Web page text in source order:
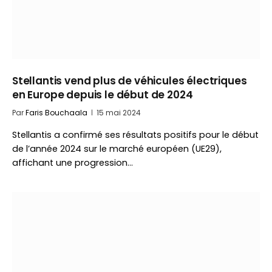
Stellantis vend plus de véhicules électriques
en Europe depuis le début de 2024
ParFaris Bouchaala 15 mai 2024
Stellantis a confirmé ses résultats positifs pour le début
de l’année 2024 sur le marché européen (UE29),
affichant une progression…